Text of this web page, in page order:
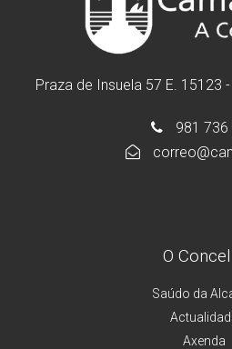
Praza de Insuela 57 E. 15123
981 736
O
Saúdo da
Axenda